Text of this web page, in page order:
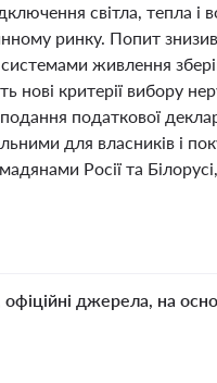
світла, тепла і
ринку. Попит
живлення
критерії вибору
податкової
для власників і
Росії та
джерела, на